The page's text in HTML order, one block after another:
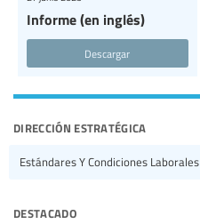
Informe (en inglés)
Descargar
dirección estratégica
Estándares Y Condiciones Laborales
destacado